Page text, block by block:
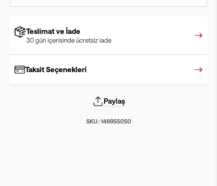
Teslimat ve İade
30 gün içerisinde ücretsiz iade
Taksit Seçenekleri
Paylaş
SKU :146955050